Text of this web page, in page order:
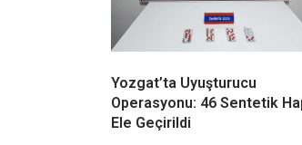
Yozgat’ta Uyuşturucu
Operasyonu: 46 Sentetik
Ele Geçirildi